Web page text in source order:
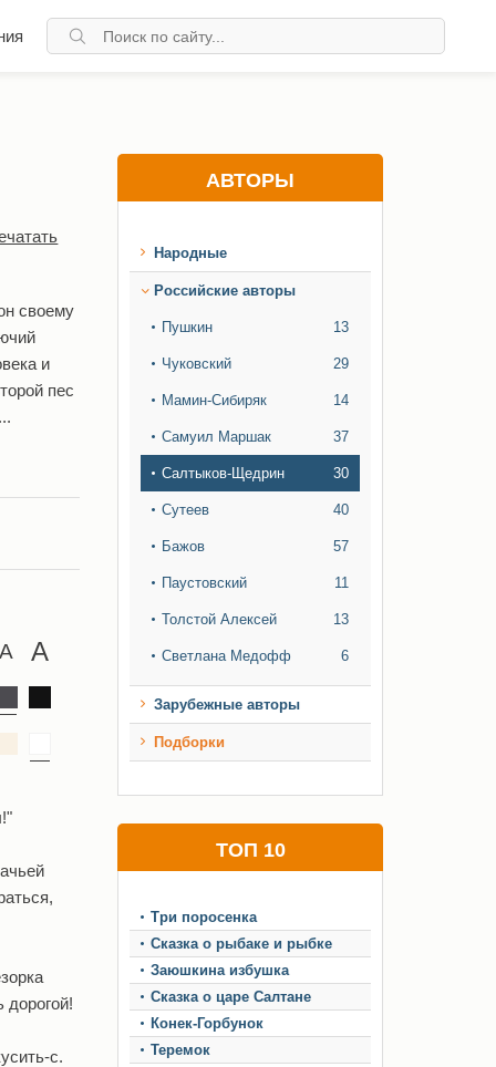
своему
и
пес
дорогой!
с.
АВТОРЫ
Народные
Российские авторы
Пушкин 13
Чуковский 29
Мамин-Сибиряк 14
Самуил Маршак 37
Салтыков-Щедрин 30
Сутеев 40
Бажов 57
Паустовский 11
Толстой Алексей 13
Светлана Медофф 6
Зарубежные авторы
Подборки
ТОП 10
Три поросенка
Сказка о рыбаке и рыбке
Заюшкина избушка
Сказка о царе Салтане
Конек-Горбунок
Теремок